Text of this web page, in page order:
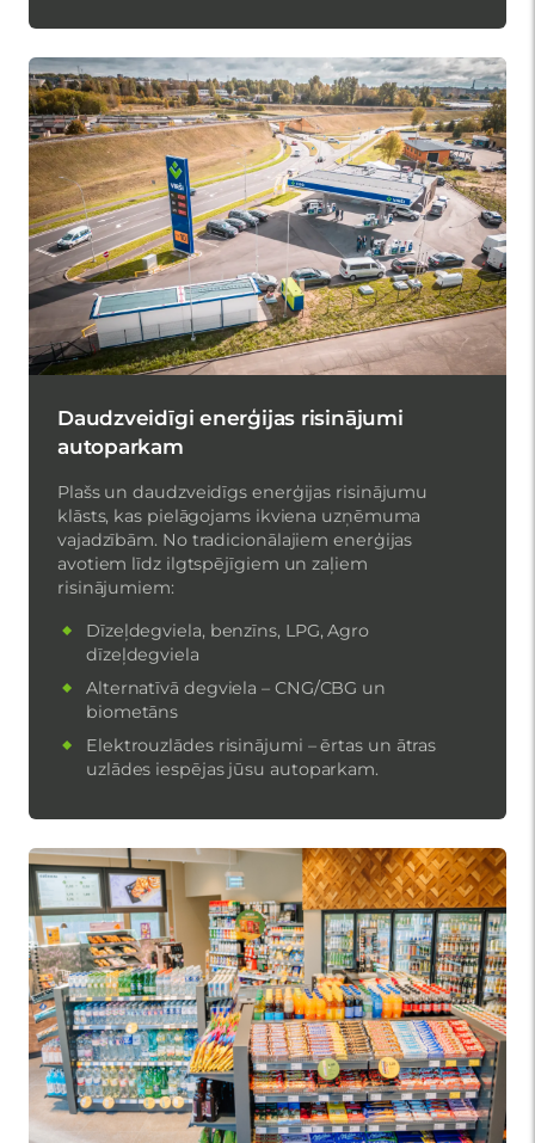
Daudzveidīgi enerģijas risinājumi
autoparkam
Plašs un daudzveidīgs enerģijas risinājumu
klāsts, kas pielāgojams ikviena uzņēmuma
vajadzībām. No tradicionālajiem enerģijas
avotiem līdz ilgtspējīgiem un zaļiem
risinājumiem:
Dīzeļdegviela, benzīns, LPG, Agro
dīzeļdegviela
Alternatīvā degviela – CNG/CBG un
biometāns
Elektrouzlādes risinājumi – ērtas un ātras
uzlādes iespējas jūsu autoparkam.